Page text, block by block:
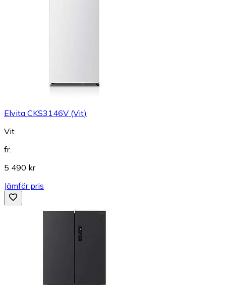
Elvita CKS3146V (Vit)
Vit
fr.
5 490 kr
Jämför pris